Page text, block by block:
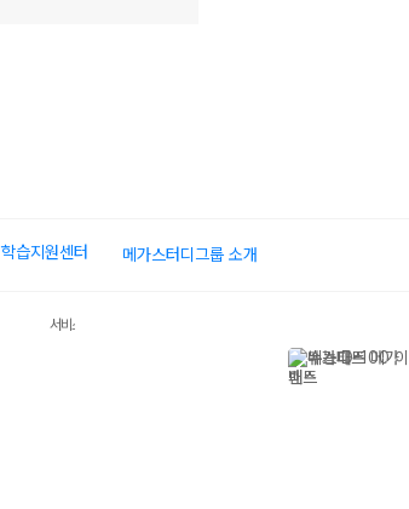
학습지원센터 메가스터디그룹 소개
서비스 가입사실 확인